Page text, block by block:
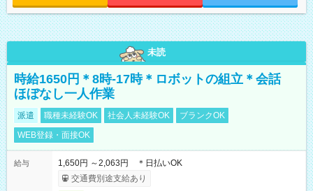
未読
時給1650円＊8時-17時＊ロボットの組立＊会話
ほぼなし一人作業
派遣 職種未経験OK 社会人未経験OK
ブランクOK
WEB登録・面接OK
給与
1,650円 ～2,063円 ＊日払いOK
交通費別途支給あり